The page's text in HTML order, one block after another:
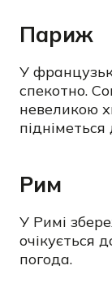
Париж
У
спекотно.
невеликою
підніметься
Рим
У Римі
очікується
погода.